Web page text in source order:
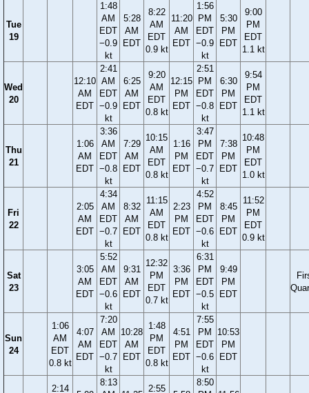
Tue
19
1:48
AM
EDT
−0.9
kt
5:28
AM
EDT
8:22
AM
EDT
0.9 kt
11:20
AM
EDT
1:56
PM
EDT
−0.9
kt
5:30
PM
EDT
9:00
PM
EDT
1.1 kt
Wed
20
12:10
AM
EDT
2:41
AM
EDT
−0.9
kt
6:25
AM
EDT
9:20
AM
EDT
0.8 kt
12:15
PM
EDT
2:51
PM
EDT
−0.8
kt
6:30
PM
EDT
9:54
PM
EDT
1.1 kt
Thu
21
1:06
AM
EDT
3:36
AM
EDT
−0.8
kt
7:29
AM
EDT
10:15
AM
EDT
0.8 kt
1:16
PM
EDT
3:47
PM
EDT
−0.7
kt
7:38
PM
EDT
10:48
PM
EDT
1.0 kt
Fri
22
2:05
AM
EDT
4:34
AM
EDT
−0.7
kt
8:32
AM
EDT
11:15
AM
EDT
0.8 kt
2:23
PM
EDT
4:52
PM
EDT
−0.6
kt
8:45
PM
EDT
11:52
PM
EDT
0.9 kt
Sat
23
3:05
AM
EDT
5:52
AM
EDT
−0.6
kt
9:31
AM
EDT
12:32
PM
EDT
0.7 kt
3:36
PM
EDT
6:31
PM
EDT
−0.5
kt
9:49
PM
EDT
Sun
24
1:06
AM
EDT
0.8 kt
4:07
AM
EDT
7:20
AM
EDT
−0.7
kt
10:28
AM
EDT
1:48
PM
EDT
0.8 kt
4:51
PM
EDT
7:55
PM
EDT
−0.6
kt
10:53
PM
EDT
2:14
8:13
2:55
8:50